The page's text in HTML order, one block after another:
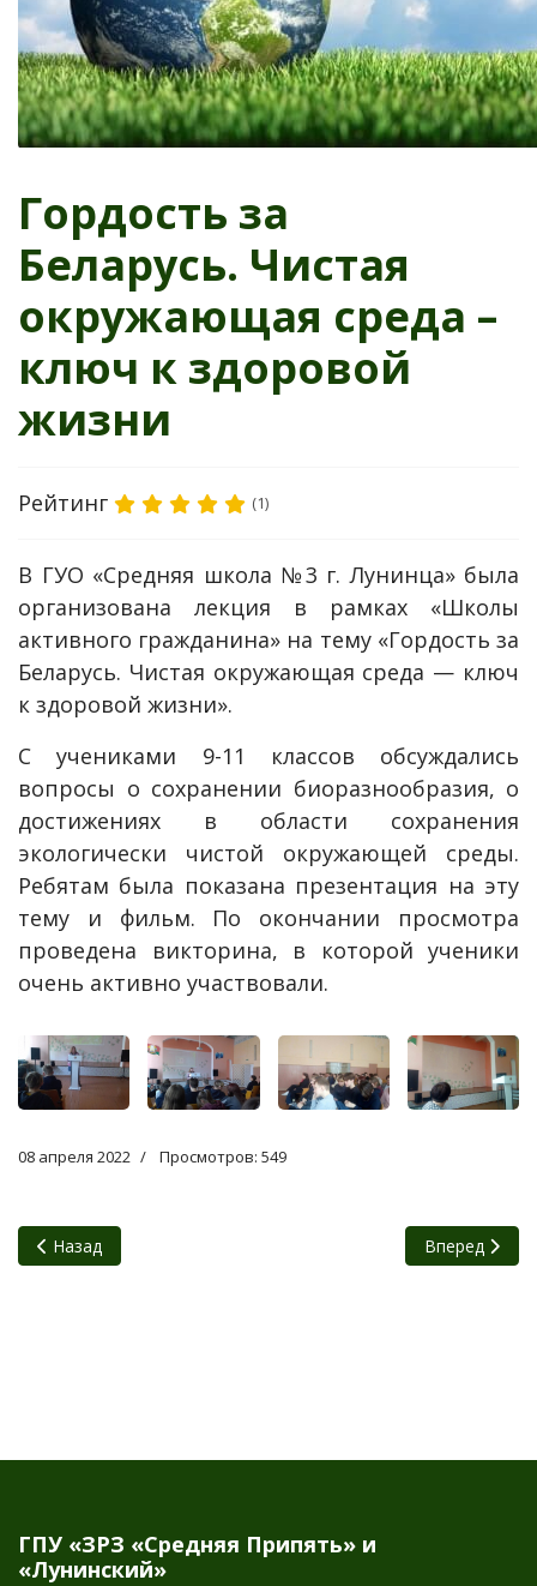
Гордость за
Беларусь. Чистая
окружающая среда –
ключ к здоровой
жизни
Рейтинг (1)
В ГУО «Средняя школа №3 г. Лунинца» была
организована лекция в рамках «Школы
активного гражданина» на тему «Гордость за
Беларусь. Чистая окружающая среда — ключ
к здоровой жизни».
С учениками 9-11 классов обсуждались
вопросы о сохранении биоразнообразия, о
достижениях в области сохранения
экологически чистой окружающей среды.
Ребятам была показана презентация на эту
тему и фильм. По окончании просмотра
проведена викторина, в которой ученики
очень активно участвовали.
08 апреля 2022 Просмотров: 549
Предыдущий: Замена поврежденных знаков
Назад Следующий:
Вперед
ГПУ «ЗРЗ «Средняя Припять» и
«Лунинский»